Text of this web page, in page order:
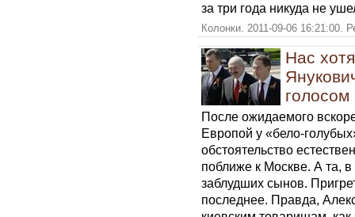
за три года никуда не
Колонки. 2011-09-06 16:21:00.
Нас
голосом
После ожидаемого
Европой у «бело-
обстоятельство
поближе к Москве. А та, в
заблудших сынов.
последнее. Правда,